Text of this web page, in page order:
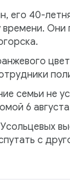
его 40-
семьи не
6
с